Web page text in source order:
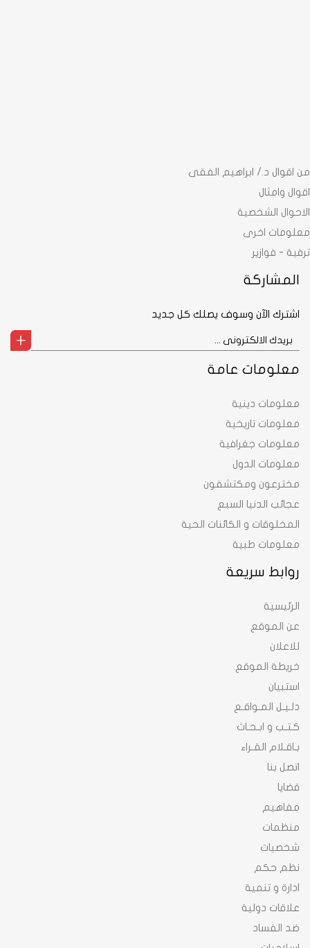
روابط سريعة
الرئيسية
عن الموقع
للاعلان
خريطة الموقع
استبيان
دلـيـل المـواقـع
كـتـب و ابـحـاث
بـاقـلام القـراء
اتصل بنا
قضايا
مفاهيم
منظمات
شخصيات
نظم حكم
ادارة و تنمية
علاقات دولية
ضد الفساد
معلومات عامة
معلومات دينية
معلومات تاريخية
معلومات جغرافية
معلومات الدول
مخترعون ومكتشفون
عجائب الدنيا السبع
المخلوقات و الكائنات الحية
معلومات طبية
من اقوال د./ ابراهيم الفقى
اقوال وامثال
الاحوال الشخصية
معلومات اخرى
ترفية - فوازير
المشاركة
اشترك الآن وسوف يصلك كل جديد